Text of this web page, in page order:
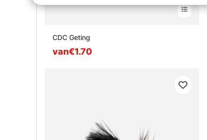
CDC Geting
van€1.70